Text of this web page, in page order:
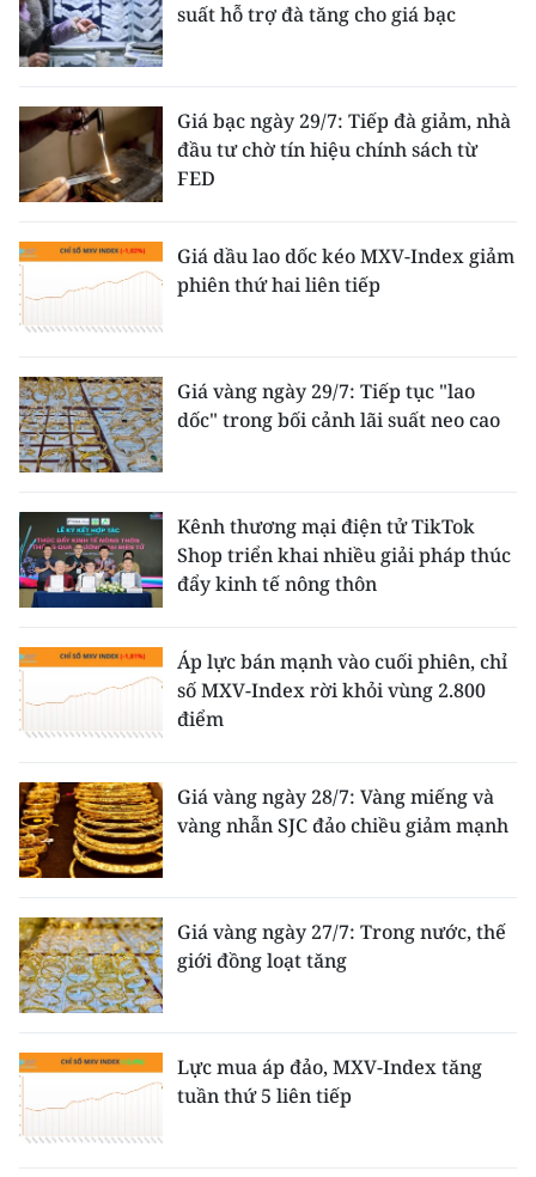
suất hỗ trợ đà tăng cho giá bạc
Giá bạc ngày 29/7: Tiếp đà giảm, nhà
đầu tư chờ tín hiệu chính sách từ
FED
Giá dầu lao dốc kéo MXV-Index giảm
phiên thứ hai liên tiếp
Giá vàng ngày 29/7: Tiếp tục "lao
dốc" trong bối cảnh lãi suất neo cao
Kênh thương mại điện tử TikTok
Shop triển khai nhiều giải pháp thúc
đẩy kinh tế nông thôn
Áp lực bán mạnh vào cuối phiên, chỉ
số MXV-Index rời khỏi vùng 2.800
điểm
Giá vàng ngày 28/7: Vàng miếng và
vàng nhẫn SJC đảo chiều giảm mạnh
Giá vàng ngày 27/7: Trong nước, thế
giới đồng loạt tăng
Lực mua áp đảo, MXV-Index tăng
tuần thứ 5 liên tiếp